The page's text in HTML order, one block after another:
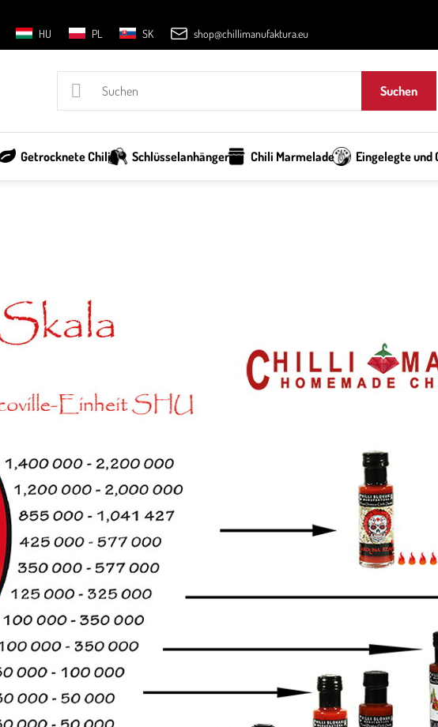
HU PL SK shop@chillimanufaktura.eu
Suchen
Getrocknete Chili Schlüsselanhänger Chili Marmelade Eingelegte und